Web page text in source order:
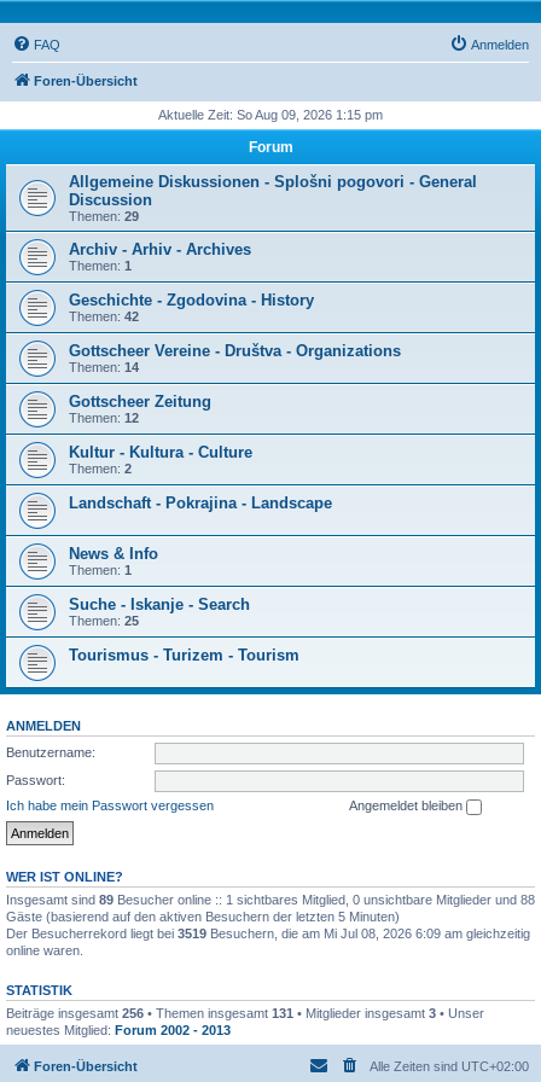
FAQ Anmelden
Foren-Übersicht
Aktuelle Zeit: So Aug 09, 2026 1:15 pm
Forum
Allgemeine Diskussionen - Splošni pogovori - General
Discussion
Themen: 29
Archiv - Arhiv - Archives
Themen: 1
Geschichte - Zgodovina - History
Themen: 42
Gottscheer Vereine - Društva - Organizations
Themen: 14
Gottscheer Zeitung
Themen: 12
Kultur - Kultura - Culture
Themen: 2
Landschaft - Pokrajina - Landscape
News & Info
Themen: 1
Suche - Iskanje - Search
Themen: 25
Tourismus - Turizem - Tourism
ANMELDEN
Benutzername:
Passwort:
Ich habe mein Passwort vergessen
Angemeldet bleiben
WER IST ONLINE?
Insgesamt sind 89 Besucher online :: 1 sichtbares Mitglied, 0 unsichtbare Mitglieder und 88
Gäste (basierend auf den aktiven Besuchern der letzten 5 Minuten)
Der Besucherrekord liegt bei 3519 Besuchern, die am Mi Jul 08, 2026 6:09 am gleichzeitig
online waren.
STATISTIK
Beiträge insgesamt 256 • Themen insgesamt 131 • Mitglieder insgesamt 3 • Unser
neuestes Mitglied: Forum 2002 - 2013
Foren-Übersicht Alle Zeiten sind UTC+02:00